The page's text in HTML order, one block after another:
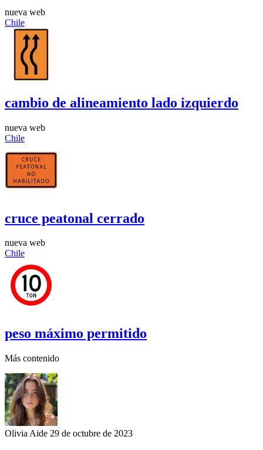
nueva web
Chile
cambio de alineamiento lado izquierdo
nueva web
Chile
cruce peatonal cerrado
nueva web
Chile
peso máximo permitido
Más contenido
Olivia Aide 29 de octubre de 2023